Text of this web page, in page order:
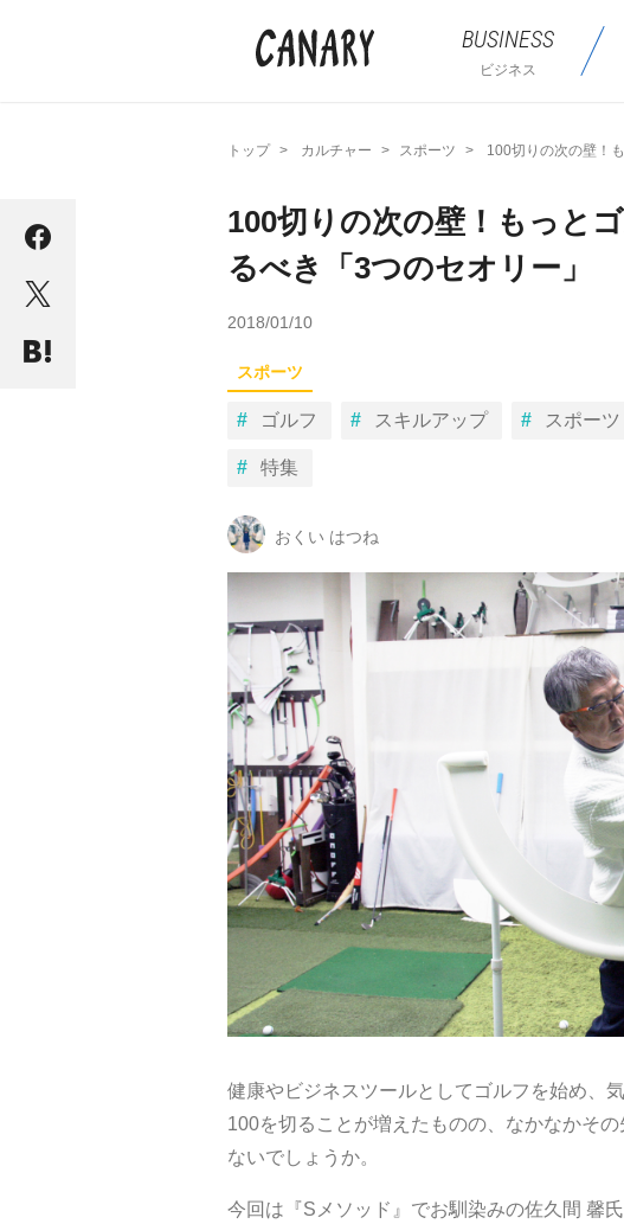
BUSINESS
ビジネス
トップ カルチャー スポーツ 100切りの次の壁！
100切りの次の壁！もっと
るべき「3つのセオリー」
2018/01/10
スポーツ
ゴルフ スキルアップ スポーツ
特集
おくい はつね
健康やビジネスツールとしてゴルフを始め、
100を切ることが増えたものの、なかなかそ
ないでしょうか。
今回は『Sメソッド』でお馴染みの佐久間 馨